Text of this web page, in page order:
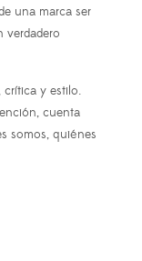
una marca ser
verdadero
crítica y estilo.
cuenta
somos, quiénes